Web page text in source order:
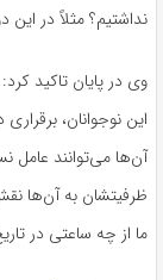
نداشتیم؟ مثلاً در این
وی در پایان تاکید
این نوجوانان،
آن‌ها می‌توانند عامل
ظرفیتشان به آن‌ها
ما از چه ساعتی در